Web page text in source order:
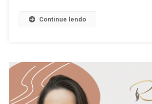
Abril
Azul
Continue lendo